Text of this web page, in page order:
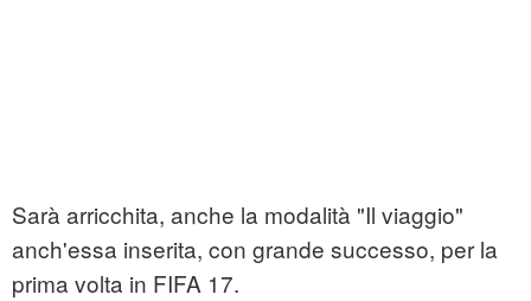
Sarà arricchita, anche la modalità "Il viaggio"
anch'essa inserita, con grande successo, per la
prima volta in FIFA 17.